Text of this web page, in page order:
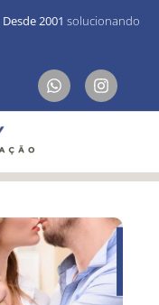
Desde 2001 solucionando